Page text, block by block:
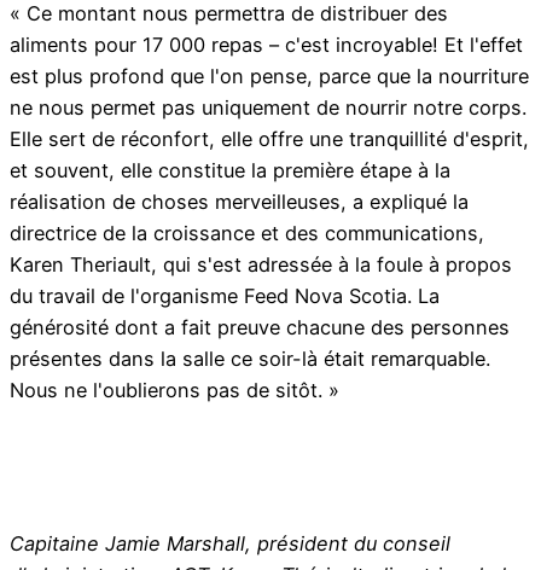
« Ce montant nous permettra de distribuer des
aliments pour 17 000 repas – c'est incroyable! Et l'effet
est plus profond que l'on pense, parce que la nourriture
ne nous permet pas uniquement de nourrir notre corps.
Elle sert de réconfort, elle offre une tranquillité d'esprit,
et souvent, elle constitue la première étape à la
réalisation de choses merveilleuses, a expliqué la
directrice de la croissance et des communications,
Karen Theriault, qui s'est adressée à la foule à propos
du travail de l'organisme Feed Nova Scotia. La
générosité dont a fait preuve chacune des personnes
présentes dans la salle ce soir-là était remarquable.
Nous ne l'oublierons pas de sitôt. »
Capitaine Jamie Marshall, président du conseil